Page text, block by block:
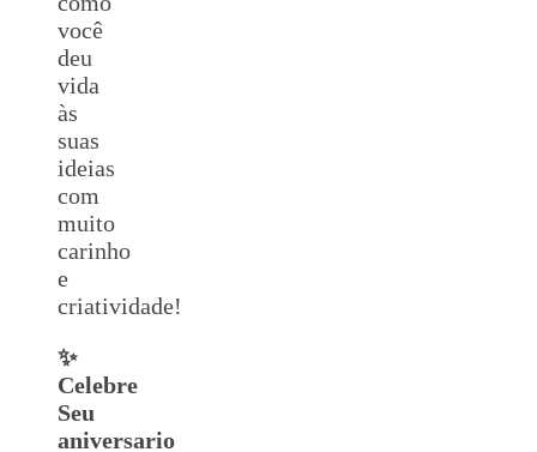
você
deu
vida
às
suas
ideias
com
muito
carinho
e
criatividade!
✨
Celebre
Seu
aniversario